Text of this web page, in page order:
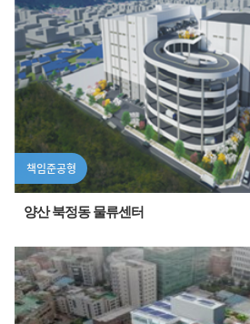
책임준공형
양산 북정동 물류센터